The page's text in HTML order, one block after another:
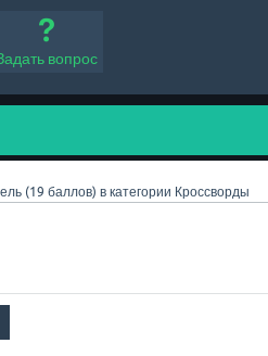
вопрос
(19 баллов) в категории Кроссворды